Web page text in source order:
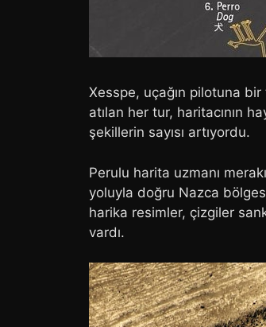
Xesspe, uçağın pilotuna
atılan her tur, haritacının
şekillerin sayısı artıyordu.
Perulu harita uzmanı
yoluyla doğru Nazca
harika resimler, çizgiler
vardı.